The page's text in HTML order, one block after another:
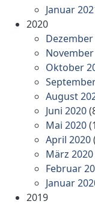
Januar
2020
Dezember
Oktober
August
Juni 2020
Mai 2020
April 2020
März 2020
Februar
Januar
2019